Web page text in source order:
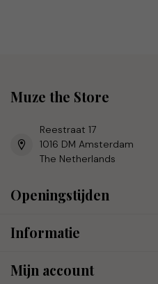
Muze the Store
Reestraat 17
1016 DM Amsterdam
The Netherlands
Openingstijden
Informatie
Mijn account